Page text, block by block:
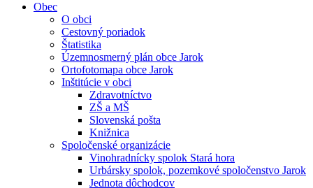
Obec
O obci
Cestovný poriadok
Štatistika
Územnosmerný plán obce Jarok
Ortofotomapa obce Jarok
Inštitúcie v obci
Zdravotníctvo
ZŠ a MŠ
Slovenská pošta
Knižnica
Spoločenské organizácie
Vinohradnícky spolok Stará hora
Urbársky spolok, pozemkové spoločenstvo Jarok
Jednota dôchodcov